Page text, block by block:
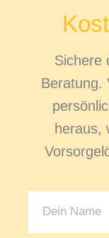
Sichere
Beratung.
heraus,